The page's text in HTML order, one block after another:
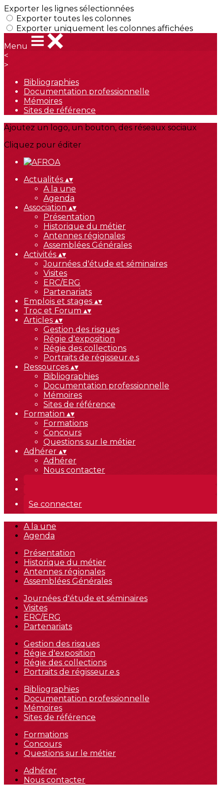
Exporter les lignes sélectionnées
Exporter toutes les colonnes
Exporter uniquement les colonnes affichées
Menu
<
>
Bibliographies
Documentation professionnelle
Mémoires
Sites de référence
Ajoutez un logo, un bouton, des réseaux sociaux
Cliquez pour éditer
Actualités ▴▾
A la une
Agenda
Association ▴▾
Présentation
Historique du métier
Antennes régionales
Assemblées Générales
Activités ▴▾
Journées d'étude et séminaires
Visites
ERC/ERG
Partenariats
Emplois et stages ▴▾
Troc et Forum ▴▾
Articles ▴▾
Gestion des risques
Régie d'exposition
Régie des collections
Portraits de régisseur.e.s
Ressources ▴▾
Bibliographies
Documentation professionnelle
Mémoires
Sites de référence
Formation ▴▾
Formations
Concours
Questions sur le métier
Adhérer ▴▾
Adhérer
Nous contacter
Se connecter
A la une
Agenda
Présentation
Historique du métier
Antennes régionales
Assemblées Générales
Journées d'étude et séminaires
Visites
ERC/ERG
Partenariats
Gestion des risques
Régie d'exposition
Régie des collections
Portraits de régisseur.e.s
Bibliographies
Documentation professionnelle
Mémoires
Sites de référence
Formations
Concours
Questions sur le métier
Adhérer
Nous contacter